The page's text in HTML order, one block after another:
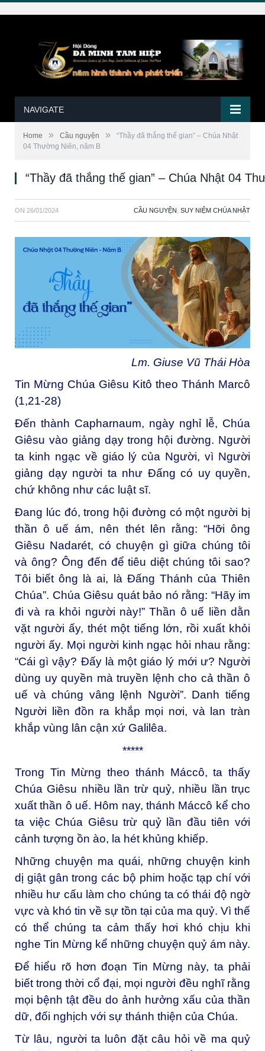
NAVIGATE
Home » Cầu nguyện »
“Thầy đã thắng thế gian” – Chúa Nhật
04 Thường Niên, năm B
“Thầy đã thắng thế gian” – Chúa Nhật 04
ON 26/01/2024 CẦU NGUYỆN SUY NIỆM CHÚA NHẬT
Lm. Giuse Vũ Thái Hòa
Tin Mừng Chúa Giêsu Kitô theo Thánh Marcô
(1,21-28)
Ðến thành Capharnaum, ngày nghỉ lễ, Chúa
Giêsu vào giảng dạy trong hội đường. Người
ta kinh ngạc về giáo lý của Người, vì Người
giảng dạy người ta như Ðấng có uy quyền,
chứ không như các luật sĩ.
Ðang lúc đó, trong hội đường có một người bị
thần ô uế ám, nên thét lên rằng: “Hỡi ông
Giêsu Nadarét, có chuyện gì giữa chúng tôi
và ông? Ông đến để tiêu diệt chúng tôi sao?
Tôi biết ông là ai, là Ðấng Thánh của Thiên
Chúa”. Chúa Giêsu quát bảo nó rằng: “Hãy im
đi và ra khỏi người này!” Thần ô uế liền dằn
vặt người ấy, thét một tiếng lớn, rồi xuất khỏi
người ấy. Mọi người kinh ngạc hỏi nhau rằng:
“Cái gì vậy? Ðấy là một giáo lý mới ư? Người
dùng uy quyền mà truyền lệnh cho cả thần ô
uế và chúng vâng lệnh Người”. Danh tiếng
Người liền đồn ra khắp mọi nơi, và lan tràn
khắp vùng lân cận xứ Galilêa.
*****
Trong Tin Mừng theo thánh Máccô, ta thấy
Chúa Giêsu nhiều lần trừ quỷ, nhiều lần trục
xuất thần ô uế. Hôm nay, thánh Máccô kể cho
ta việc Chúa Giêsu trừ quỷ lần đầu tiên với
cảnh tượng ồn ào, la hét khủng khiếp.
Những chuyện ma quái, những chuyện kinh
dị giật gân trong các bộ phim hoặc tạp chí với
nhiều hư cấu làm cho chúng ta có thái độ ngờ
vực và khó tin về sự tồn tại của ma quỷ. Vì thế
có thể chúng ta cảm thấy hơi khó chịu khi
nghe Tin Mừng kể những chuyện quỷ ám này.
Ðể hiểu rõ hơn đoạn Tin Mừng này, ta phải
biết trong thời cổ đại, mọi người đều nghĩ rằng
mọi bệnh tật đều do ảnh hưởng xấu của thần
dữ, đối nghịch với sự thánh thiện của Chúa.
Từ lâu, người ta luôn đặt câu hỏi về ma quỷ